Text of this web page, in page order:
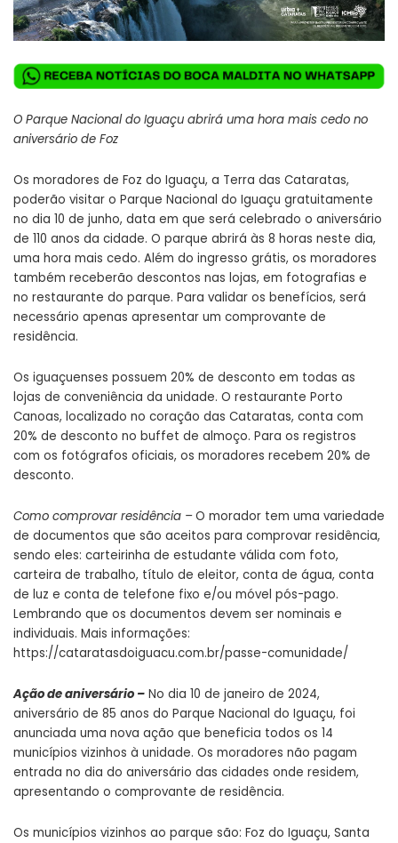
O Parque Nacional do Iguaçu abrirá uma hora mais cedo no
aniversário de Foz
Os moradores de Foz do Iguaçu, a Terra das Cataratas,
poderão visitar o Parque Nacional do Iguaçu gratuitamente
no dia 10 de junho, data em que será celebrado o aniversário
de 110 anos da cidade. O parque abrirá às 8 horas neste dia,
uma hora mais cedo. Além do ingresso grátis, os moradores
também receberão descontos nas lojas, em fotografias e
no restaurante do parque. Para validar os benefícios, será
necessário apenas apresentar um comprovante de
residência.
Os iguaçuenses possuem 20% de desconto em todas as
lojas de conveniência da unidade. O restaurante Porto
Canoas, localizado no coração das Cataratas, conta com
20% de desconto no buffet de almoço. Para os registros
com os fotógrafos oficiais, os moradores recebem 20% de
desconto.
Como comprovar residência –O morador tem uma variedade
de documentos que são aceitos para comprovar residência,
sendo eles: carteirinha de estudante válida com foto,
carteira de trabalho, título de eleitor, conta de água, conta
de luz e conta de telefone fixo e/ou móvel pós-pago.
Lembrando que os documentos devem ser nominais e
individuais. Mais informações:
https://cataratasdoiguacu.com.br/passe-comunidade/
Ação de aniversário – No dia 10 de janeiro de 2024,
aniversário de 85 anos do Parque Nacional do Iguaçu, foi
anunciada uma nova ação que beneficia todos os 14
municípios vizinhos à unidade. Os moradores não pagam
entrada no dia do aniversário das cidades onde residem,
apresentando o comprovante de residência.
Os municípios vizinhos ao parque são: Foz do Iguaçu, Santa